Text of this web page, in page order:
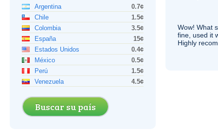
Argentina
0.7¢
Chile
1.5¢
Colombia
3.5¢
España
15¢
Estados Unidos
0.4¢
México
0.5¢
Perú
1.5¢
Venezuela
4.5¢
Buscar su país
Wow! What
fine, used it
Highly